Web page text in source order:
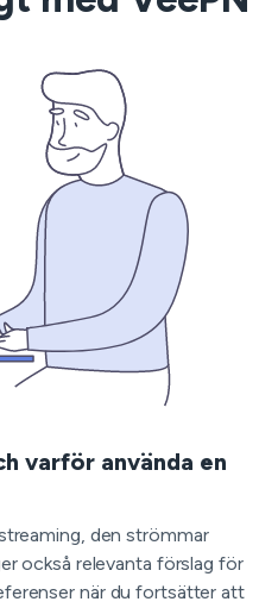
varför använda en
den strömmar
också relevanta förslag för
när du fortsätter att